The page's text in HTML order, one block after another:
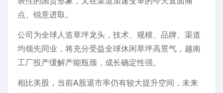
点、锐意进取。
公司为全球人造草坪龙头，技术、规模、品牌、渠道
均领先同业，将充分受益全球休闲草坪高景气，越南
工厂投产缓解产能瓶颈，成长确定性强。
相比美股，当前A股退市率仍有较大提升空间，未来